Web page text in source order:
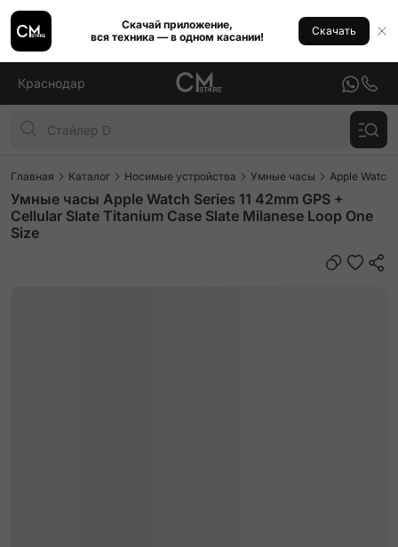
Скачай приложение,
вся техника — в одном касании!
Скачать
Краснодар
Главная Каталог Носимые устройства Умные часы Apple Watch
Умные часы Apple Watch Series 11 42mm GPS +
Cellular Slate Titanium Case Slate Milanese Loop One
Size